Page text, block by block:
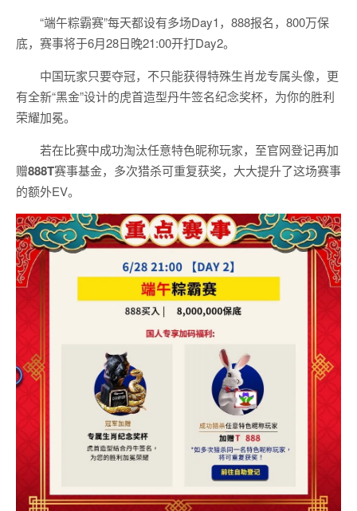
“端午粽霸赛”每天都设有多场Day1，888报名，800万保
底，赛事将于6月28日晚21:00开打Day2。
中国玩家只要夺冠，不只能获得特殊生肖龙专属头像，更
有全新“黑金”设计的虎首造型丹牛签名纪念奖杯，为你的胜利
荣耀加冕。
若在比赛中成功淘汰任意特色昵称玩家，至官网登记再加
赠888T赛事基金，多次猎杀可重复获奖，大大提升了这场赛事
的额外EV。